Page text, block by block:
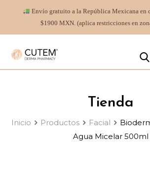
Envío gratuito a la República Mexicana en
$1900 MXN. (aplica restricciones en
Tienda
Inicio Productos Facial
Agua Micelar 500ml